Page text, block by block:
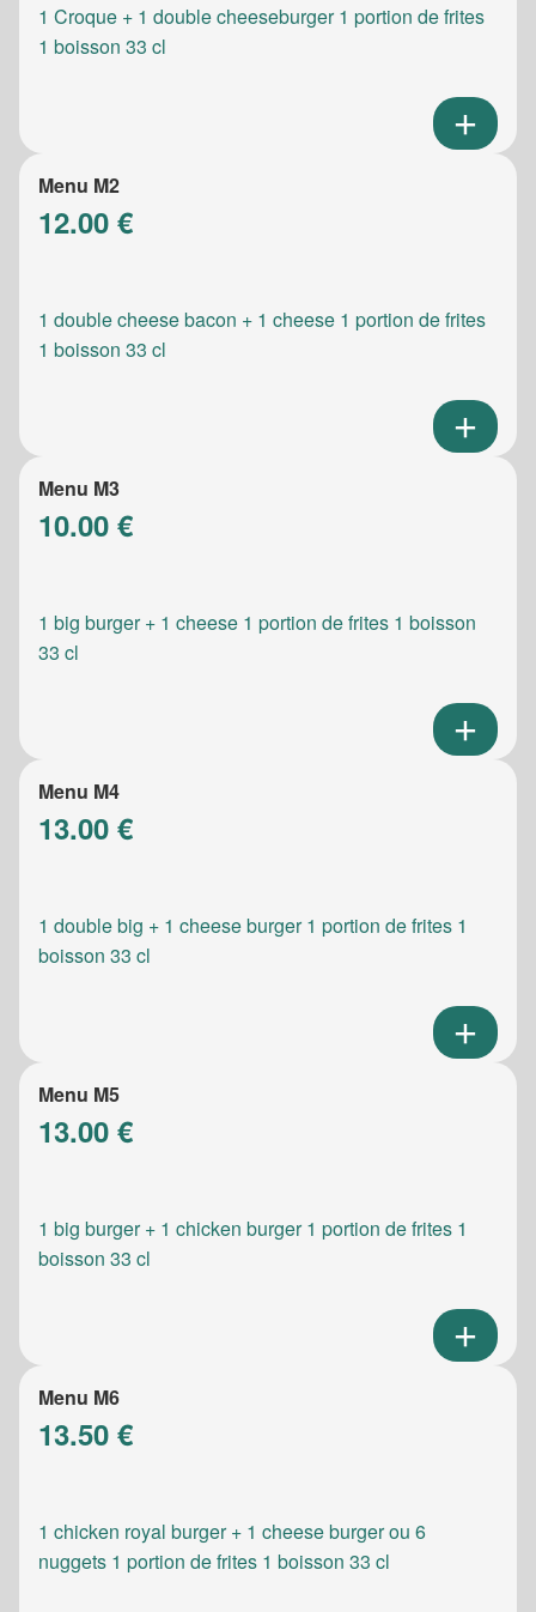
1 Croque + 1 double cheeseburger 1 portion de frites
1 boisson 33 cl
Menu M2
12.00 €
1 double cheese bacon + 1 cheese 1 portion de frites
1 boisson 33 cl
Menu M3
10.00 €
1 big burger + 1 cheese 1 portion de frites 1 boisson
33 cl
Menu M4
13.00 €
1 double big + 1 cheese burger 1 portion de frites 1
boisson 33 cl
Menu M5
13.00 €
1 big burger + 1 chicken burger 1 portion de frites 1
boisson 33 cl
Menu M6
13.50 €
1 chicken royal burger + 1 cheese burger ou 6
nuggets 1 portion de frites 1 boisson 33 cl